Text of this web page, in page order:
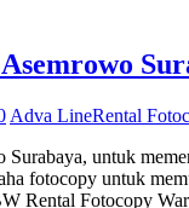
Adva LineRental
untuk
fotocopy untuk
Rental Fotocopy